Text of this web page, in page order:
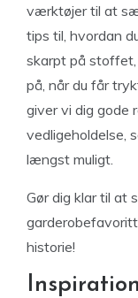
værktøjer til at
tips til, hvordan
skarpt på
på, når du får
giver vi dig gode
vedligeholdelse,
længst muligt.
Gør dig klar til at
historie!